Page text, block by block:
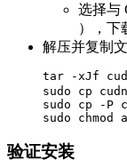
选择与
），下
解压并复制文
tar -xJf
sudo cp
sudo cp -P
sudo
验证安装​​